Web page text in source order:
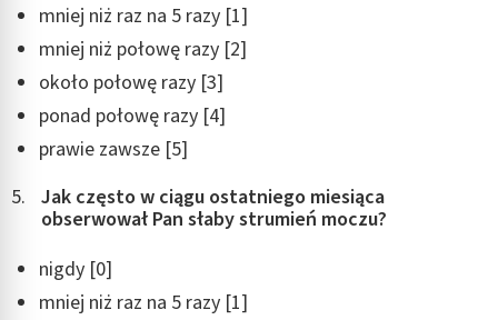
mniej niż raz na 5 razy [1]
mniej niż połowę razy [2]
około połowę razy [3]
ponad połowę razy [4]
prawie zawsze [5]
Jak często w ciągu ostatniego miesiąca
obserwował Pan słaby strumień moczu?
nigdy [0]
mniej niż raz na 5 razy [1]